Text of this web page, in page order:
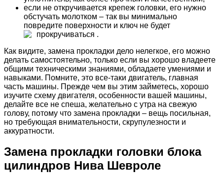
если не откручивается крепеж головки, его нужно
обстучать молотком – так вы минимально
повредите поверхности и ключ не будет
прокручиваться .
Как видите, замена прокладки дело нелегкое, его можно
делать самостоятельно, только если вы хорошо владеете
общими техническими знаниями, обладаете умениями и
навыками. Помните, это все-таки двигатель, главная
часть машины. Прежде чем вы этим займетесь, хорошо
изучите схему двигателя, особенности вашей машины,
делайте все не спеша, желательно с утра на свежую
голову, потому что замена прокладки – вещь посильная,
но требующая внимательности, скрупулезности и
аккуратности.
Замена прокладки головки блока
цилиндров Нива Шевроле